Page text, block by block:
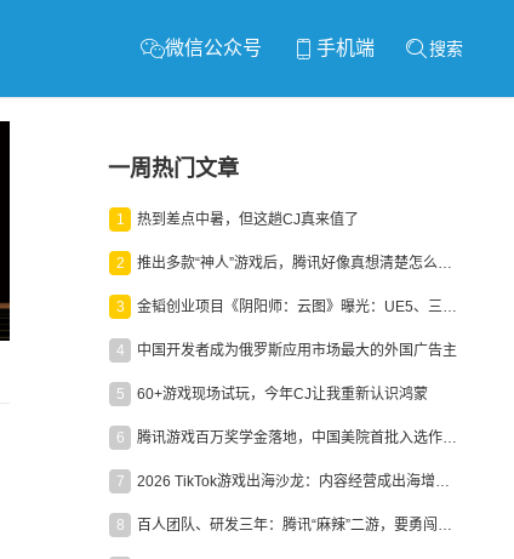
微信公众号 手机端 搜索
一周热门文章
1 热到差点中暑，但这趟CJ真来值了
2 推出多款“神人”游戏后，腾讯好像真想清楚怎么做二次元了
3 金韬创业项目《阴阳师：云图》曝光：UE5、三端互通、ARPG
4 中国开发者成为俄罗斯应用市场最大的外国广告主
5 60+游戏现场试玩，今年CJ让我重新认识鸿蒙
6 腾讯游戏百万奖学金落地，中国美院首批入选作品获业内关注
7 2026 TikTok游戏出海沙龙：内容经营成出海增长新引擎
8 百人团队、研发三年：腾讯“麻辣”二游，要勇闯男性恋爱市场